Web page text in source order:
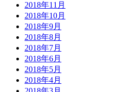
2018年11月
2018年10月
2018年9月
2018年8月
2018年7月
2018年6月
2018年5月
2018年4月